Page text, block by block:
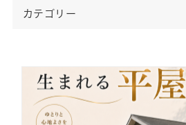
カテゴリー